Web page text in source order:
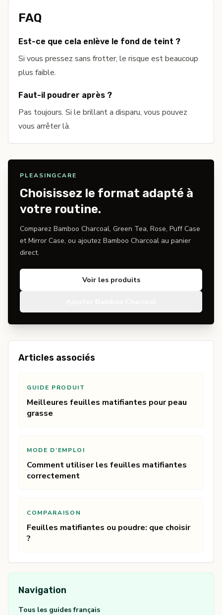
FAQ
Est-ce que cela enlève le fond de teint ?
Si vous pressez sans frotter, le risque est beaucoup
plus faible.
Faut-il poudrer après ?
Pas toujours. Si le brillant a disparu, vous pouvez
vous arrêter là.
PLEASINGCARE
Choisissez le format adapté à
votre routine.
Comparez Bamboo Charcoal, Green Tea, Rose, Puff Case
et Mirror Case, ou ajoutez Bamboo Charcoal au panier
direct.
Voir les produits
Articles associés
GUIDE PRODUIT
Meilleures feuilles matifiantes pour peau
grasse
MODE D’EMPLOI
Comment utiliser les feuilles matifiantes
correctement
COMPARAISON
Feuilles matifiantes ou poudre: que choisir
?
Navigation
Tous les guides français